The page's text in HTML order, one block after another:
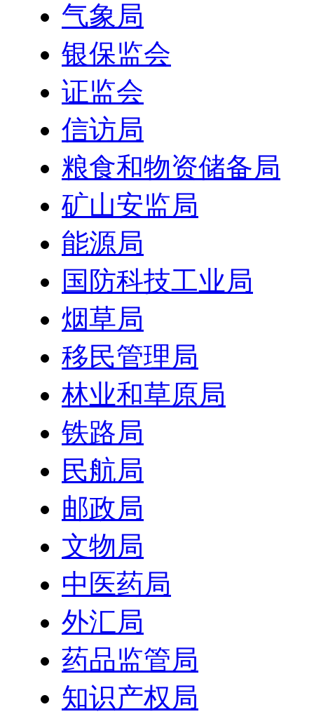
气象局
银保监会
证监会
信访局
粮食和物资储备局
矿山安监局
能源局
国防科技工业局
烟草局
移民管理局
林业和草原局
铁路局
民航局
邮政局
文物局
中医药局
外汇局
药品监管局
知识产权局